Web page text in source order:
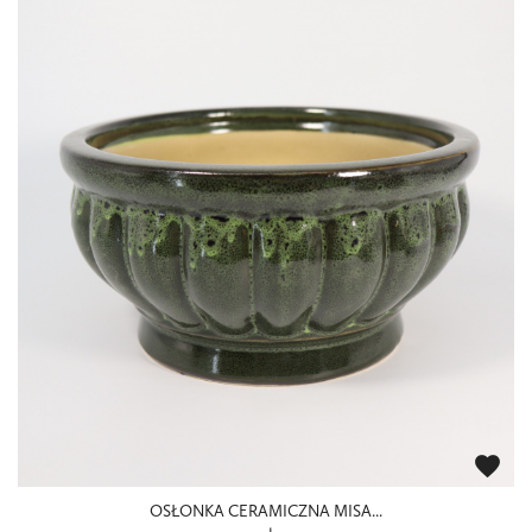
OSŁONKA CERAMICZNA MISA...
favorite